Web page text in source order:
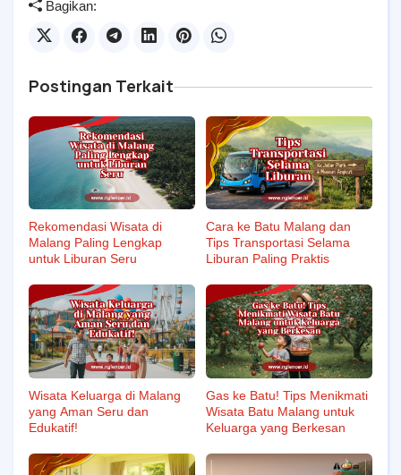
Bagikan:
Postingan Terkait
Rekomendasi Wisata di
Malang Paling Lengkap
untuk Liburan Seru
Cara ke Batu Malang dan
Tips Transportasi Selama
Liburan Paling Praktis
Wisata Keluarga di Malang
yang Aman Seru dan
Edukatif!
Gas ke Batu! Tips Menikmati
Wisata Batu Malang untuk
Keluarga yang Berkesan